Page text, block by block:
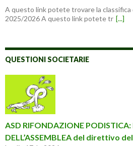
A questo link potete trovare la classifica
2025/2026 A questo link potete tr [...]
QUESTIONI SOCIETARIE
ASD RIFONDAZIONE PODISTICA:
DELL’ASSEMBLEA del direttivo